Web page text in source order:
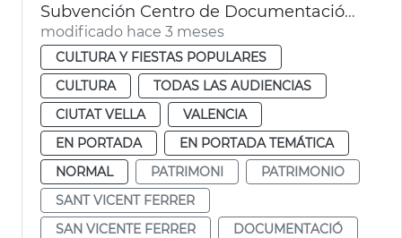
Subvención Centro de Documentación Vicentina
modificado hace 3 meses
CULTURA Y FIESTAS POPULARES
CULTURA
TODAS LAS AUDIENCIAS
CIUTAT VELLA
VALENCIA
EN PORTADA
EN PORTADA TEMÁTICA
NORMAL
PATRIMONI
PATRIMONIO
SANT VICENT FERRER
SAN VICENTE FERRER
DOCUMENTACIÓ